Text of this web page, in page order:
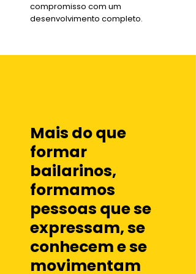
compromisso com um
desenvolvimento completo.​
Mais do que
formar
bailarinos,
formamos
pessoas que se
expressam, se
conhecem e se
movimentam